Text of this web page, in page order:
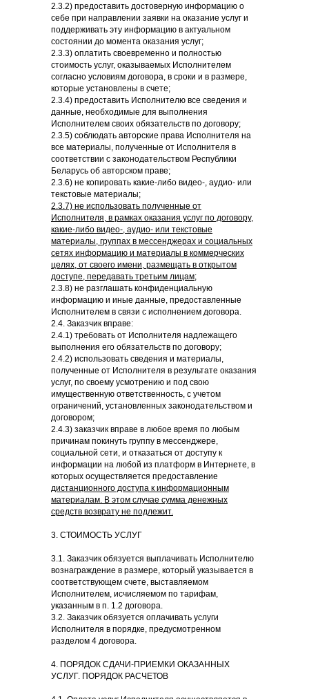
2.3.2) предоставить достоверную информацию о
себе при направлении заявки на оказание услуг и
поддерживать эту информацию в актуальном
состоянии до момента оказания услуг;
2.3.3) оплатить своевременно и полностью
стоимость услуг, оказываемых Исполнителем
согласно условиям договора, в сроки и в размере,
которые установлены в счете;
2.3.4) предоставить Исполнителю все сведения и
данные, необходимые для выполнения
Исполнителем своих обязательств по договору;
2.3.5) соблюдать авторские права Исполнителя на
все материалы, полученные от Исполнителя в
соответствии с законодательством Республики
Беларусь об авторском праве;
2.3.6) не копировать какие-либо видео-, аудио- или
текстовые материалы;
2.3.7) не использовать полученные от
Исполнителя, в рамках оказания услуг по договору,
какие-либо видео-, аудио- или текстовые
материалы, группах в мессенджерах и социальных
сетях информацию и материалы в коммерческих
целях, от своего имени, размещать в открытом
доступе, передавать третьим лицам;
2.3.8) не разглашать конфиденциальную
информацию и иные данные, предоставленные
Исполнителем в связи с исполнением договора.
2.4. Заказчик вправе:
2.4.1) требовать от Исполнителя надлежащего
выполнения его обязательств по договору;
2.4.2) использовать сведения и материалы,
полученные от Исполнителя в результате оказания
услуг, по своему усмотрению и под свою
имущественную ответственность, с учетом
ограничений, установленных законодательством и
договором;
2.4.3) заказчик вправе в любое время по любым
причинам покинуть группу в мессенджере,
социальной сети, и отказаться от доступу к
информации на любой из платформ в Интернете, в
которых осуществляется предоставление
дистанционного доступа к информационным
материалам. В этом случае сумма денежных
средств возврату не подлежит.
3. СТОИМОСТЬ УСЛУГ
3.1. Заказчик обязуется выплачивать Исполнителю
вознаграждение в размере, который указывается в
соответствующем счете, выставляемом
Исполнителем, исчисляемом по тарифам,
указанным в п. 1.2 договора.
3.2. Заказчик обязуется оплачивать услуги
Исполнителя в порядке, предусмотренном
разделом 4 договора.
4. ПОРЯДОК СДАЧИ-ПРИЕМКИ ОКАЗАННЫХ
УСЛУГ. ПОРЯДОК РАСЧЕТОВ